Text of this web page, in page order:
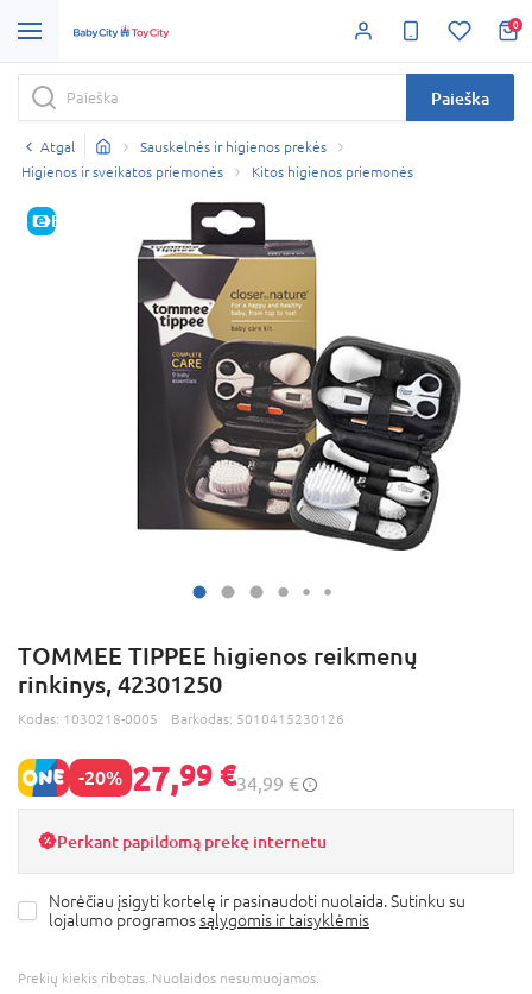
0
Paieška
Atgal
Sauskelnės ir higienos prekės
Higienos ir sveikatos priemonės
Kitos higienos priemonės
E-KAINA
TOMMEE TIPPEE higienos reikmenų
rinkinys, 42301250
Kodas: 1030218-0005 Barkodas: 5010415230126
-20% 27,99 €34,99 €
Perkant papildomą prekę internetu
Norėčiau įsigyti kortelę ir pasinaudoti nuolaida. Sutinku su
lojalumo programossąlygomis ir taisyklėmis
Prekių kiekis ribotas. Nuolaidos nesumuojamos.